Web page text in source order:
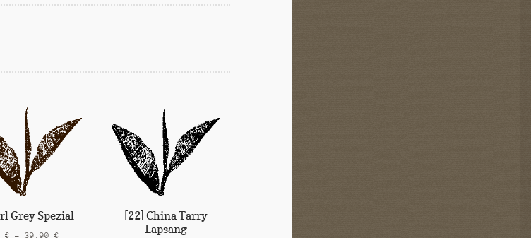
Grey Spezial
€ – 39,90 €
[22] China Tarry
Lapsang